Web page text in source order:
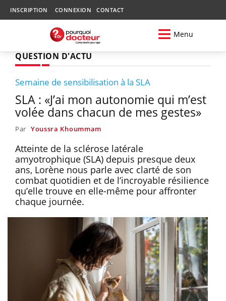
INSCRIPTION CONNEXION CONTACT
Menu
QUESTION D'ACTU
Semaine de sensibilisation à la SLA
SLA : «J’ai mon autonomie qui m’est
volée dans chacun de mes gestes»
Par Youssra Khoummam
Atteinte de la sclérose latérale
amyotrophique (SLA) depuis presque deux
ans, Lorène nous parle avec clarté de son
combat quotidien et de l’incroyable résilience
qu’elle trouve en elle-même pour affronter
chaque journée.